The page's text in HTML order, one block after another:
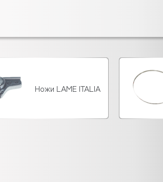
Ножи LAME ITALIA